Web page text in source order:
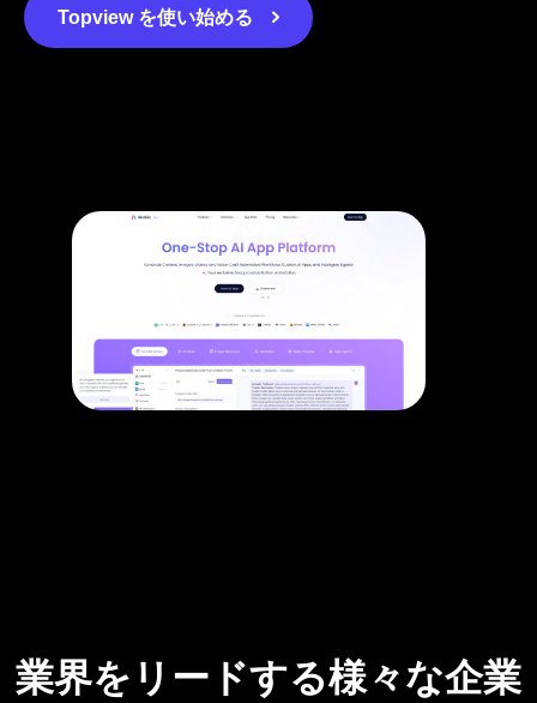
Topview を使い始める
業界をリードする様々な企業